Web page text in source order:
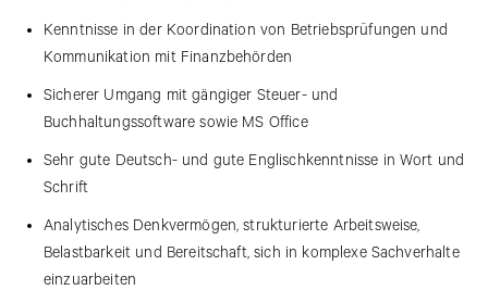
Kenntnisse in der Koordination von Betriebsprüfungen und
Kommunikation mit Finanzbehörden
Sicherer Umgang mit gängiger Steuer- und
Buchhaltungssoftware sowie MS Office
Sehr gute Deutsch- und gute Englischkenntnisse in Wort und
Schrift
Analytisches Denkvermögen, strukturierte Arbeitsweise,
Belastbarkeit und Bereitschaft, sich in komplexe Sachverhalte
einzuarbeiten